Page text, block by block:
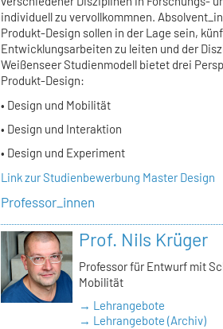
individuell zu vervollkommnen.
Produkt-Design sollen in der Lage sein,
Entwicklungsarbeiten zu leiten und der
Weißenseer Studienmodell bietet drei
Produkt-Design:
• Design und Mobilität
• Design und Interaktion
• Design und Experiment
Link zur Studienbewerbung Master Design
Professor_innen
Prof. Nils Krüger
Professor für Entwurf mit
Mobilität
→ Lehrangebote
→ Lehrangebote (Archiv)